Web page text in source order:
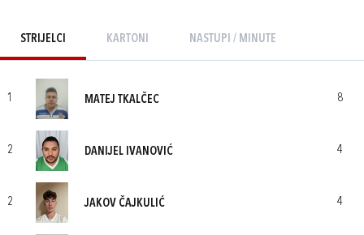
STRIJELCI KARTONI NASTUPI / MINUTE
1 MATEJ TKALČEC 8
2 DANIJEL IVANOVIĆ 4
2 JAKOV ČAJKULIĆ 4